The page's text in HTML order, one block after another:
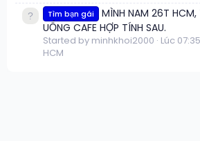
Tìm bạn gái
MÌNH NAM 26T
UỐNG CAFE HỢP TÍNH SAU.
Started by minhkhoi2000 Lúc
HCM